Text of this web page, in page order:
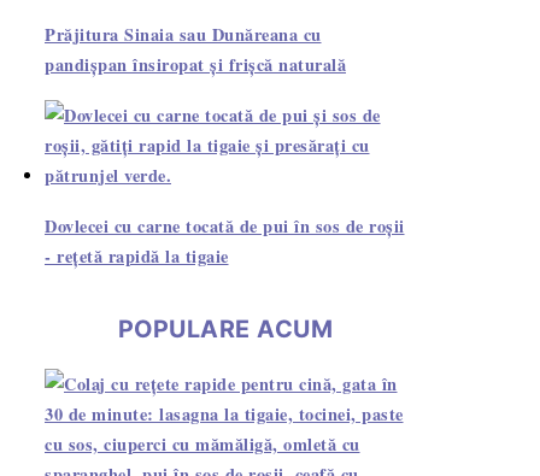
Prăjitura Sinaia sau Dunăreana cu
pandișpan însiropat și frișcă naturală
Dovlecei cu carne tocată de pui în sos de roșii
- rețetă rapidă la tigaie
POPULARE ACUM